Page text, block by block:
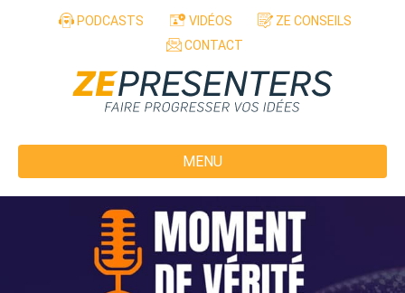
Aller au contenu
PODCASTS VIDÉOS
ZE CONSEILS
CONTACT
MENU